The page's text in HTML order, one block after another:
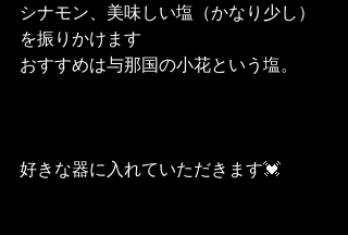
シナモン、美味しい塩（かなり少し）
を振りかけます
おすすめは与那国の小花という塩。
好きな器に入れていただきます💓